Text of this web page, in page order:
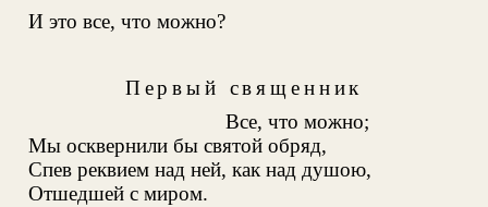
И это все, что можно?
Первый священник
Все, что можно;
Мы осквернили бы святой обряд,
Спев реквием над ней, как над душою,
Отшедшей с миром.